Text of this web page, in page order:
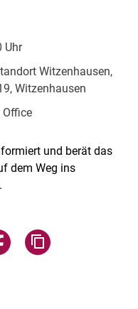
Uhr
Witzenhausen,
Witzenhausen
und berät das
dem Weg ins
teilen
über WhatsApp teilen
Seite über Facebook